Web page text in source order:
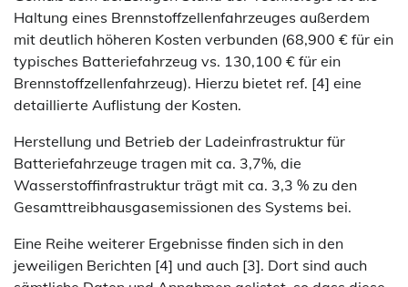
Haltung eines Brennstoffzellenfahrzeuges außerdem
mit deutlich höheren Kosten verbunden (68,900 € für ein
typisches Batteriefahrzeug vs. 130,100 € für ein
Brennstoffzellenfahrzeug). Hierzu bietet ref. [4] eine
detaillierte Auflistung der Kosten.
Herstellung und Betrieb der Ladeinfrastruktur für
Batteriefahrzeuge tragen mit ca. 3,7%, die
Wasserstoffinfrastruktur trägt mit ca. 3,3 % zu den
Gesamttreibhausgasemissionen des Systems bei.
Eine Reihe weiterer Ergebnisse finden sich in den
jeweiligen Berichten [4] und auch [3]. Dort sind auch